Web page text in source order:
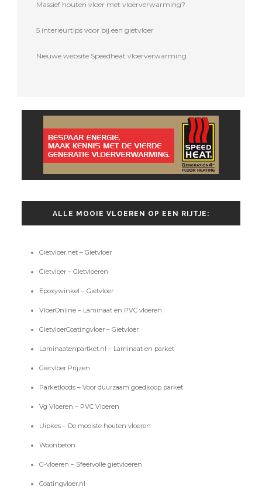
Massief houten vloer met vloerverwarming?
5 interieurtips voor bij een gietvloer
Nieuwe website Speedheat vloerverwarming
ALLE MOOIE VLOEREN OP EEN RIJTJE:
Gietvloer.net – Gietvloer
Gietvloer – Gietvloeren
Epoxywinkel – Gietvloer
VloerOnline – Laminaat en PVC vloeren
GietvloerCoatingvloer – Gietvloer
Laminaatenpartket.nl – Laminaat en parket
Gietvloer Prijzen
Parketloods – Voor duurzaam goedkoop parket
Vg Vloeren – PVC Vloeren
Uipkes – De mooiste houten vloeren
Woonbeton
G-vloeren – Sfeervolle gietvloeren
Coatingvloer.nl